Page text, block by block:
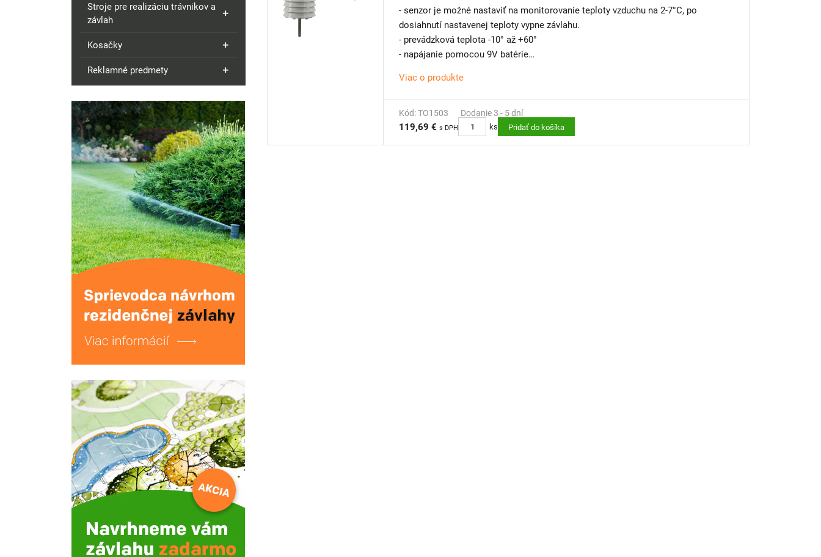
Stroje pre realizáciu trávnikov a
závlah
Kosačky
Reklamné predmety
- senzor je možné nastaviť na monitorovanie teploty vzduchu na 2-7°C, po
dosiahnutí nastavenej teploty vypne závlahu.
- prevádzková teplota -10° až +60°
- napájanie pomocou 9V batérie
Viac o produkte
Kód: TO1503 Dodanie 3 - 5 dní
119,69 € s DPH ks Pridať do košíka